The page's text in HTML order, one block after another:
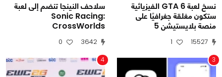
نسخ لعبة GTA 6 الفيزيائية
ستكون مغلقة جغرافيًا على
منصة بلايستيشن 5
15527
1
سلاحف النينجا تنضم إلى لعبة
Sonic Racing:
CrossWorlds
3642
0
3
4